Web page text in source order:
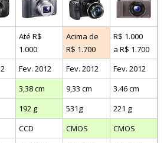
Até R$
1.000
Acima de
R$ 1.700
R$ 1.000
a R$ 1.700
Fev. 2012 Fev. 2012
Fev. 2012
3,38 cm 9,33 cm
3.46 cm
192 g 531g
221 g
CCD CMOS
CMOS